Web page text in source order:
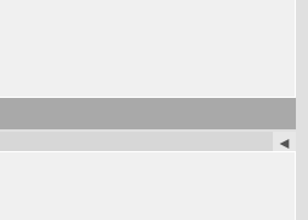
◄